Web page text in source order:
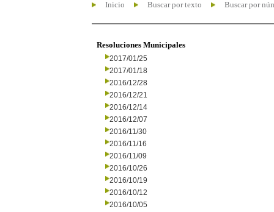
Inicio Buscar por texto Buscar por
Resoluciones Municipales
2017/01/25
2017/01/18
2016/12/28
2016/12/21
2016/12/14
2016/12/07
2016/11/30
2016/11/16
2016/11/09
2016/10/26
2016/10/19
2016/10/12
2016/10/05